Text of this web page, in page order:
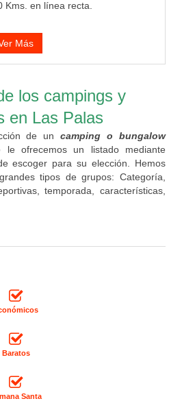
Kms. en línea recta.
Más
los campings y
en Las Palas
de uncamping o bungalow
le ofrecemos un listado mediante
escoger para su elección. Hemos
tipos de grupos: Categoría,
temporada, características,
Baratos
Santa